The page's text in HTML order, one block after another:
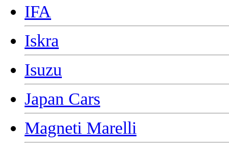
IFA
Iskra
Isuzu
Japan Cars
Magneti Marelli